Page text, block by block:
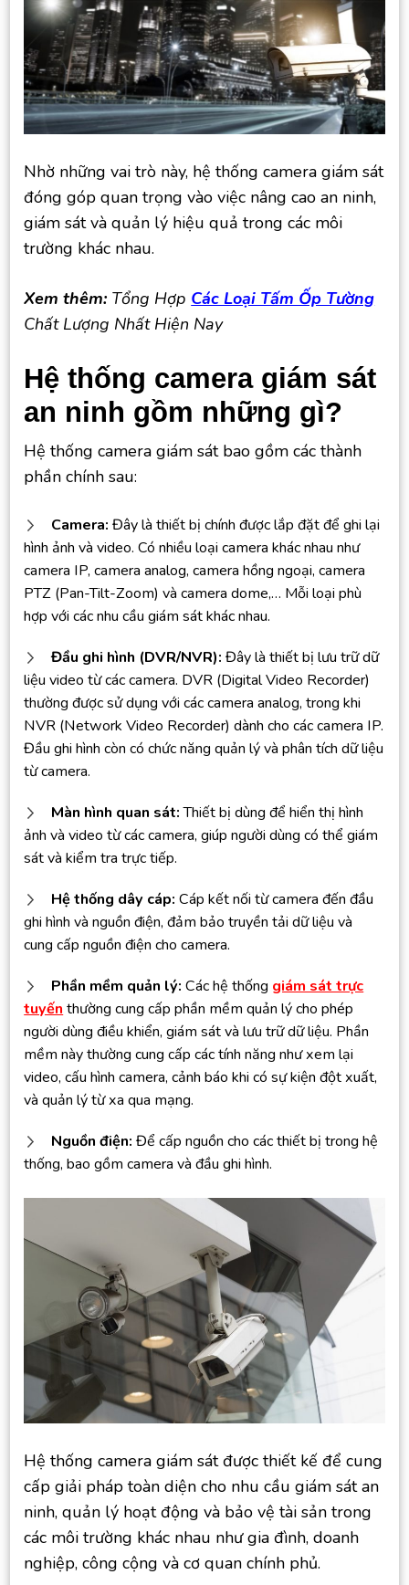
Nhờ những vai trò này, hệ thống camera giám sát
đóng góp quan trọng vào việc nâng cao an ninh,
giám sát và quản lý hiệu quả trong các môi
trường khác nhau.
Xem thêm: Tổng Hợp Các Loại Tấm Ốp Tường
Chất Lượng Nhất Hiện Nay
Hệ thống camera giám sát
an ninh gồm những gì?
Hệ thống camera giám sát bao gồm các thành
phần chính sau:
Camera: Đây là thiết bị chính được lắp đặt để ghi lại
hình ảnh và video. Có nhiều loại camera khác nhau như
camera IP, camera analog, camera hồng ngoại, camera
PTZ (Pan-Tilt-Zoom) và camera dome,… Mỗi loại phù
hợp với các nhu cầu giám sát khác nhau.
Đầu ghi hình (DVR/NVR): Đây là thiết bị lưu trữ dữ
liệu video từ các camera. DVR (Digital Video Recorder)
thường được sử dụng với các camera analog, trong khi
NVR (Network Video Recorder) dành cho các camera IP.
Đầu ghi hình còn có chức năng quản lý và phân tích dữ liệu
từ camera.
Màn hình quan sát:Thiết bị dùng để hiển thị hình
ảnh và video từ các camera, giúp người dùng có thể giám
sát và kiểm tra trực tiếp.
Hệ thống dây cáp: Cáp kết nối từ camera đến đầu
ghi hình và nguồn điện, đảm bảo truyền tải dữ liệu và
cung cấp nguồn điện cho camera.
Phần mềm quản lý: Các hệ thống giám sát trực
tuyến thường cung cấp phần mềm quản lý cho phép
người dùng điều khiển, giám sát và lưu trữ dữ liệu. Phần
mềm này thường cung cấp các tính năng như xem lại
video, cấu hình camera, cảnh báo khi có sự kiện đột xuất,
và quản lý từ xa qua mạng.
Nguồn điện: Để cấp nguồn cho các thiết bị trong hệ
thống, bao gồm camera và đầu ghi hình.
Hệ thống camera giám sát được thiết kế để cung
cấp giải pháp toàn diện cho nhu cầu giám sát an
ninh, quản lý hoạt động và bảo vệ tài sản trong
các môi trường khác nhau như gia đình, doanh
nghiệp, công cộng và cơ quan chính phủ.